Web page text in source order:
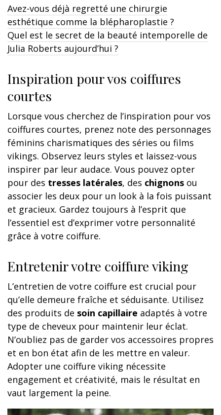
Avez-vous déjà regretté une chirurgie
esthétique comme la blépharoplastie ?
Quel est le secret de la beauté intemporelle de
Julia Roberts aujourd’hui ?
Inspiration pour vos coiffures
courtes
Lorsque vous cherchez de l’inspiration pour vos
coiffures courtes, prenez note des personnages
féminins charismatiques des séries ou films
vikings. Observez leurs styles et laissez-vous
inspirer par leur audace. Vous pouvez opter
pour des tresses latérales, des chignons ou
associer les deux pour un look à la fois puissant
et gracieux. Gardez toujours à l’esprit que
l’essentiel est d’exprimer votre personnalité
grâce à votre coiffure.
Entretenir votre coiffure viking
L’entretien de votre coiffure est crucial pour
qu’elle demeure fraîche et séduisante. Utilisez
des produits de soin capillaire adaptés à votre
type de cheveux pour maintenir leur éclat.
N’oubliez pas de garder vos accessoires propres
et en bon état afin de les mettre en valeur.
Adopter une coiffure viking nécessite
engagement et créativité, mais le résultat en
vaut largement la peine.